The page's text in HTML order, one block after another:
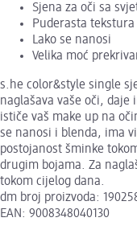
Sjena za oči sa
Puderasta tekstura
Lako se nanosi
Velika moć
s.he color&style single
naglašava vaše oči,
ističe vaš make up na
se nanosi i blenda, ima
postojanost šminke
drugim bojama. Za
tokom cijelog dana.
dm broj proizvoda:
EAN: 9008348040130